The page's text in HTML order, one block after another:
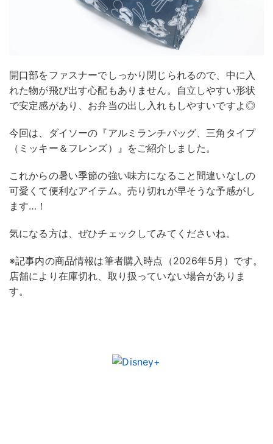
開口部をファスナーでしっかり閉じられるので、中に入
れた物が飛び出す心配もありません。自立しやすい形状
で安定感があり、お弁当の出し入れもしやすいですよ◎
今回は、ダイソーの『アルミランチバッグ、三角タイプ
（ミッキー＆フレンズ）』をご紹介しました。
これからの暑い季節の強い味方になること間違いなしの
可愛くて便利なアイテム。売り切れが早そうな予感がし
ます…！
気になる方は、ぜひチェックしてみてくださいね。
※記事内の商品情報は筆者購入時点（2026年5月）です。
店舗により在庫切れ、取り扱っていない場合がありま
す。